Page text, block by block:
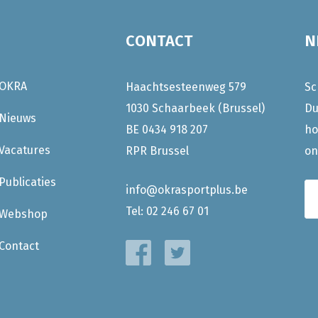
CONTACT
Haachtsesteenweg 579
1030 Schaarbeek (Brussel)
BE 0434 918 207
RPR Brussel
info@okrasportplus.be
Tel: 02 246 67 01